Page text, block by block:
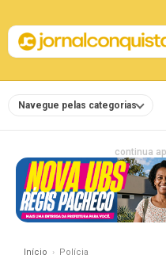
Navegue pelas categorias
continua
Início Polícia